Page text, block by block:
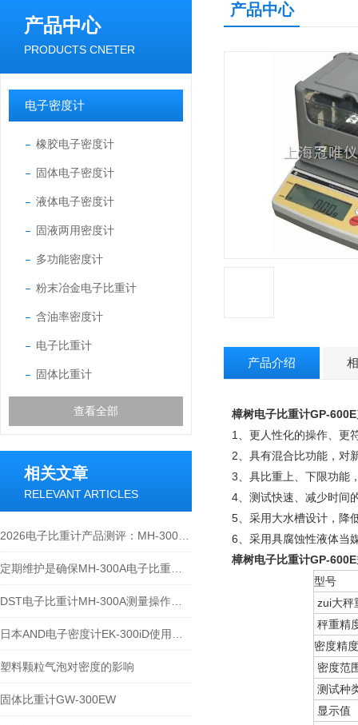
产品中心
PRODUCTS CNETER
电子密度计
橡胶电子密度计
固体电子密度计
液体电子密度计
固液两用密度计
多功能密度计
粉末冶金电子比重计
含油率密度计
电子比重计
固体比重计
查看全部
相关文章
RELEVANT ARTICLES
塑料颗粒气泡对密度的影响
固体比重计GW-300EW
产品中心
产品介绍
樟树电子比重计GP-600E
1、更人性化的操作、更
2、具有混合比功能，对
3、具比重上、下限功能
4、测试快速、减少时间
5、采用大水槽设计，降
6、采用具腐蚀性液体当
樟树电子比重计GP-600E
型号
zui大秤
秤重精
密度精度
密度范
测试种
显示值